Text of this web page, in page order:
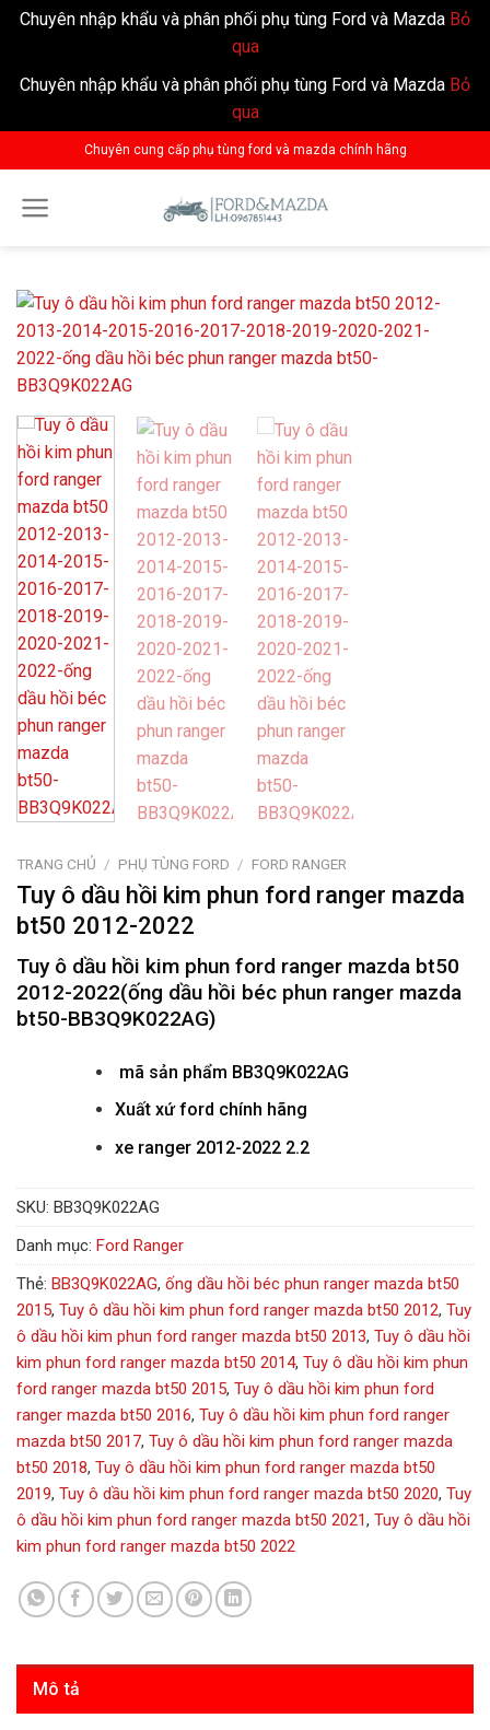
Chuyên nhập khẩu và phân phối phụ tùng Ford và Mazda Bỏ
qua
Chuyên nhập khẩu và phân phối phụ tùng Ford và Mazda Bỏ
qua
to
content
Chuyên cung cấp phụ tùng ford và mazda chính hãng
TRANG CHỦ / PHỤ TÙNG FORD / FORD RANGER
Tuy ô dầu hồi kim phun ford ranger mazda
bt50 2012-2022
Tuy ô dầu hồi kim phun ford ranger mazda bt50
2012-2022(ống dầu hồi béc phun ranger mazda
bt50-BB3Q9K022AG)
mã sản phẩm BB3Q9K022AG
Xuất xứ ford chính hãng
xe ranger 2012-2022 2.2
SKU: BB3Q9K022AG
Danh mục: Ford Ranger
Thẻ: BB3Q9K022AG, ống dầu hồi béc phun ranger mazda bt50
2015, Tuy ô dầu hồi kim phun ford ranger mazda bt50 2012, Tuy
ô dầu hồi kim phun ford ranger mazda bt50 2013, Tuy ô dầu hồi
kim phun ford ranger mazda bt50 2014, Tuy ô dầu hồi kim phun
ford ranger mazda bt50 2015, Tuy ô dầu hồi kim phun ford
ranger mazda bt50 2016, Tuy ô dầu hồi kim phun ford ranger
mazda bt50 2017, Tuy ô dầu hồi kim phun ford ranger mazda
bt50 2018, Tuy ô dầu hồi kim phun ford ranger mazda bt50
2019, Tuy ô dầu hồi kim phun ford ranger mazda bt50 2020, Tuy
ô dầu hồi kim phun ford ranger mazda bt50 2021, Tuy ô dầu hồi
kim phun ford ranger mazda bt50 2022
Mô tả